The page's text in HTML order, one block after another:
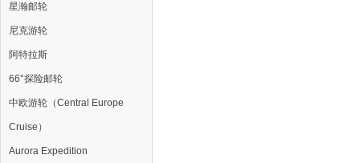
星瀚邮轮
尼克游轮
阿特拉斯
66°探险邮轮
中欧游轮（Central Europe
Cruise）
Aurora Expedition